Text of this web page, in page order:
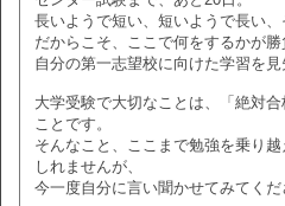
長いようで短い、短いようで長い、
だからこそ、ここで何をするかが勝
自分の第一志望校に向けた学習を見
大学受験で大切なことは、「絶対
ことです。
そんなこと、ここまで勉強を乗り
しれませんが、
今一度自分に言い聞かせてみてくだ